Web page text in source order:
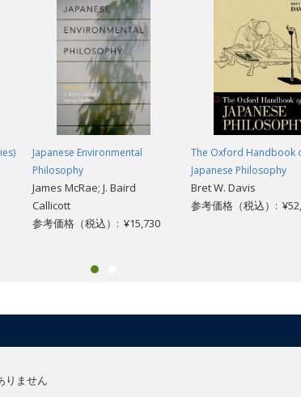
Japanese Environmental
Philosophy
James McRae; J. Baird
Callicott
参考価格（税込）: ¥15,730
The Oxford Handbook
Japanese Philosophy
Bret W. Davis
参考価格（税込）:
りません